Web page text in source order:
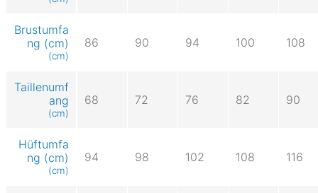
Brustumfa
ng (cm)
(cm)
86 90 94 100 108
Taillenumf
ang
(cm)
68 72 76 82 90
Hüftumfa
ng (cm)
(cm)
94 98 102 108 116